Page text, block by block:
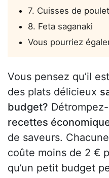
7. Cuisses de
8. Feta saganaki
Vous pourriez
Vous pensez qu’il
des plats délicieux
budget?
recettes
de saveurs.
coûte moins de 2 €
qu’un petit budget